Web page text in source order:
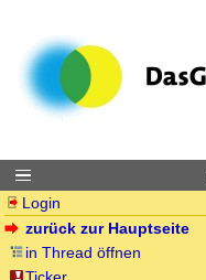
Login
zurück zur Hauptseite
in Thread öffnen